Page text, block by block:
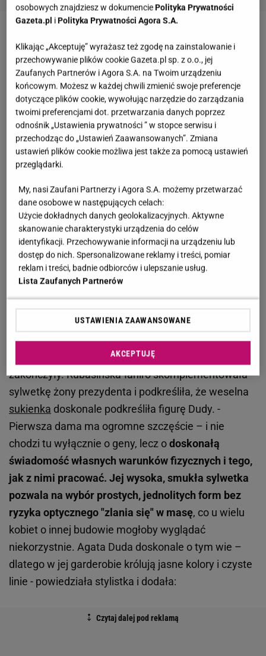
dać w kopercie weselnej. Chodzi o jedną kwestię
Agata Duda na ślubie córki. Ekspert o jej stylizacji
W materiale opublikowanym przez TV Republika
widać, jakAgata Dudaprezentowała się na ślubie
jedynaczki. Pierwsza dama tego dniamiała na sobie
błękitną suknię ze zwiewnego materiału z długimi
rękawami i dekoltem w kształcie litery V.Na prośbę
Plotkakreację Agaty Dudy ocenia stylistka
Rubasińska-Ianiro. Ekspertka nie ma wątpliwości, że
tego dnia pierwsza dama wyglądała bardzo
elegancko. - Agata Kornhauser-Duda po raz kolejny
udowodniła, że jestmistrzynią tzw. "high etiquette
klasą, subtelnością i bez choćby cienia przesady-
usłyszeliśmy.
Na tym jednak miłe słowa się nie
zakończyły. Rubasińska-Ianiro skomplementowała
sylwetkę żony prezydenta i podkreśliła, że weselna
sukienka doskonale podkreśliła figurę Dudy. -
Pierwsza dama ma ogromne szczęście – i nie
chodzi tu wyłącznie o geny, lecz odoskonałą
świadomość własnych warunków fizycznych i tego,
jak z nimi pracować. Jej wysoka, smukła sylwetka
pozwala na wybór prostych, jednolitych form bez
ryzyka optycznego "zlania się" w masę, co u wielu
kobiet o innej budowie mogłoby wyglądać
niekorzystnie. Agata Duda doskonale o tym wie –
dlatego w jej garderobie królują jasne kolory i czyste
linie - powiedziała stylistka i dodała:
osobowych znajdziesz w dokumencie Polityka Prywatności
Gazeta.pl i Polityka Prywatności Agora S.A.
Klikając „Akceptuję” wyrażasz też zgodę na zainstalowanie i
przechowywanie plików cookie Gazeta.pl sp. z o.o., jej
Zaufanych Partnerów i Agora S.A. na Twoim urządzeniu
końcowym. Możesz w każdej chwili zmienić swoje preferencje
dotyczące plików cookie, wywołując narzędzie do zarządzania
twoimi preferencjami dot. przetwarzania danych poprzez
odnośnik „Ustawienia prywatności ” w stopce serwisu i
przechodząc do „Ustawień Zaawansowanych”. Zmiana
ustawień plików cookie możliwa jest także za pomocą ustawień
przeglądarki.
My, nasi Zaufani Partnerzy i Agora S.A. możemy przetwarzać
dane osobowe w następujących celach:
Użycie dokładnych danych geolokalizacyjnych. Aktywne
skanowanie charakterystyki urządzenia do celów
identyfikacji. Przechowywanie informacji na urządzeniu lub
dostęp do nich. Spersonalizowane reklamy i treści, pomiar
reklam i treści, badnie odbiorców i ulepszanie usług.
Lista Zaufanych Partnerów
USTAWIENIA ZAAWANSOWANE
AKCEPTUJĘ